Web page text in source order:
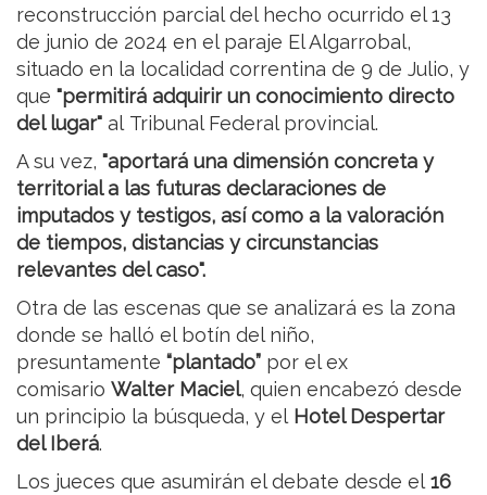
reconstrucción parcial del hecho ocurrido el 13
de junio de 2024 en el paraje El Algarrobal,
situado en la localidad correntina de 9 de Julio, y
que "permitirá adquirir un conocimiento directo
del lugar" al Tribunal Federal provincial.
A su vez, "aportará una dimensión concreta y
territorial a las futuras declaraciones de
imputados y testigos, así como a la valoración
de tiempos, distancias y circunstancias
relevantes del caso".
Otra de las escenas que se analizará es la zona
donde se halló el botín del niño,
presuntamente “plantado” por el ex
comisario Walter Maciel, quien encabezó desde
un principio la búsqueda, y el Hotel Despertar
del Iberá.
Los jueces que asumirán el debate desde el 16